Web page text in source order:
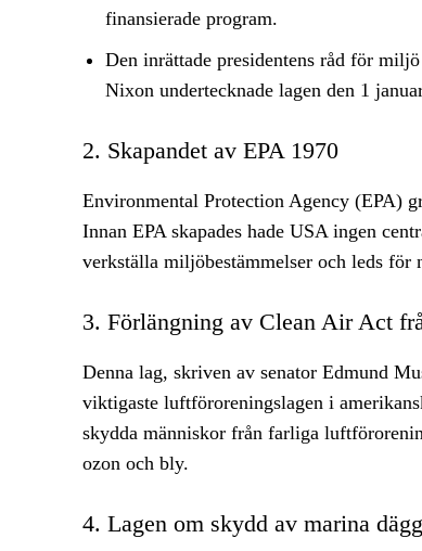
finansierade program.
Den inrättade presidentens råd för
Nixon undertecknade lagen den 1
2. Skapandet av EPA 1970
Environmental Protection Agency (EPA)
Innan EPA skapades hade USA ingen
verkställa miljöbestämmelser och leds för
3. Förlängning av Clean Air Act
Denna lag, skriven av senator Edmund
viktigaste luftföroreningslagen i
skydda människor från farliga
ozon och bly.
4. Lagen om skydd av marina